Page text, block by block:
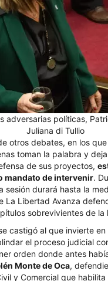
adversarias políticas,
Juliana di Tullio
otros debates, en los
toman la palabra y
de sus proyectos,
mandato de intervenir.
sesión durará hasta la
La Libertad Avanza
sobrevivientes de la
castigó al que invierte
el proceso judicial
orden donde antes
Monte de Oca,
y Comercial que habilita